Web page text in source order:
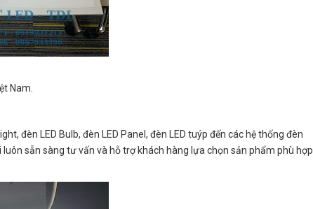
Nam.
đèn LED Bulb, đèn LED Panel, đèn LED tuýp đến các hệ thống đèn
sẵn sàng tư vấn và hỗ trợ khách hàng lựa chọn sản phẩm phù hợp